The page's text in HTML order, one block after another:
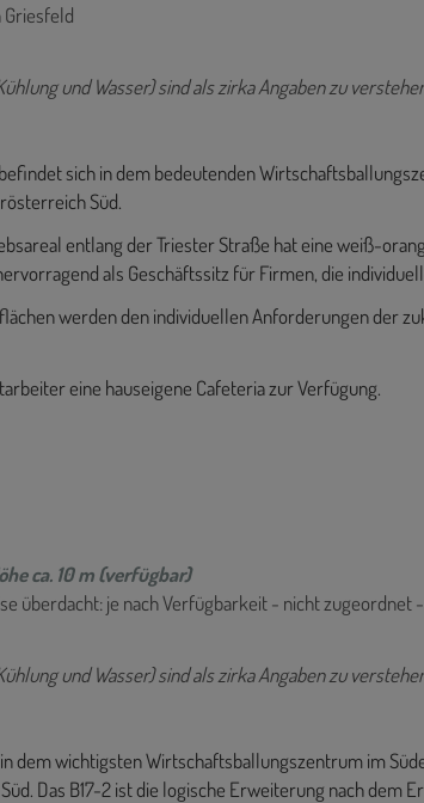
und Wasser) sind als zirka Angaben zu
sich in dem bedeutenden
Süd.
entlang der Triester Straße hat eine weiß-
als Geschäftssitz für Firmen, die
werden den individuellen Anforderungen der
eine hauseigene Cafeteria zur Verfügung.
ca. 10 m (verfügbar)
überdacht: je nach Verfügbarkeit - nicht zugeordnet
und Wasser) sind als zirka Angaben zu
dem wichtigsten Wirtschaftsballungszentrum im
Das B17-2 ist die logische Erweiterung nach dem